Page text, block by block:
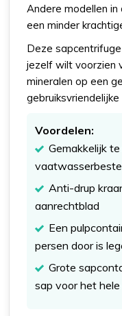
Andere modellen
een minder
Deze
jezelf wilt voorzien
mineralen op een
gebruiksvriendelijke
Voordelen:
Gemakkelijk
Anti-drup
aanrechtblad
Een
persen door is
Grote
sap voor het